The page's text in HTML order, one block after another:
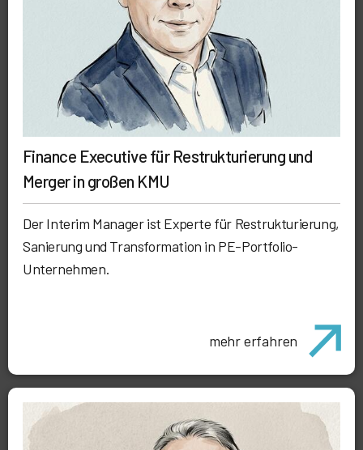
Finance Executive für Restrukturierung und
Merger in großen KMU
Der Interim Manager ist Experte für Restrukturierung,
Sanierung und Transformation in PE-Portfolio-
Unternehmen.
mehr erfahren